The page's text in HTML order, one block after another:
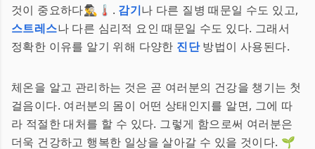
것이 중요하다🕵️‍♂️🌡️. 감기나 다른 질병 때문일 수도 있고,
스트레스나 다른 심리적 요인 때문일 수도 있다. 그래서
정확한 이유를 알기 위해 다양한 진단방법이 사용된다.
체온을 알고 관리하는 것은 곧 여러분의 건강을 챙기는 첫
걸음이다. 여러분의 몸이 어떤 상태인지를 알면, 그에 따
라 적절한 대처를 할 수 있다. 그렇게 함으로써 여러분은
더욱 건강하고 행복한 일상을 살아갈 수 있을 것이다. 🌱